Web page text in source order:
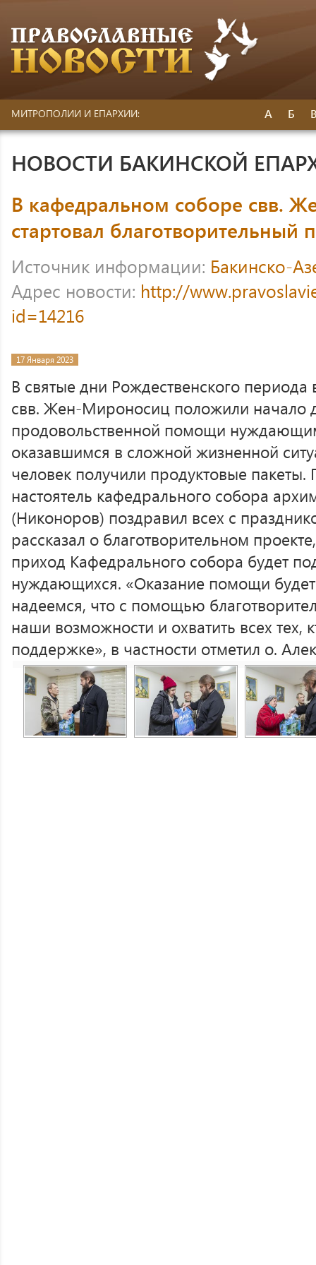
МИТРОПОЛИИ И ЕПАРХИИ: А Б
НОВОСТИ БАКИНСКОЙ
В кафедральном соборе свв.
стартовал благотворительный
Источник информации: Бакинско-
Адрес новости: http://
id=14216
17 Января 2023
В святые дни Рождественского
свв. Жен-Мироносиц положили начало
продовольственной помощи
оказавшимся в сложной жизненной
человек получили продуктовые пакеты.
настоятель кафедрального собора
(Никоноров) поздравил всех с
рассказал о благотворительном
приход Кафедрального собора будет
нуждающихся. «Оказание помощи
надеемся, что с помощью
наши возможности и охватить всех тех,
поддержке», в частности отметил о.